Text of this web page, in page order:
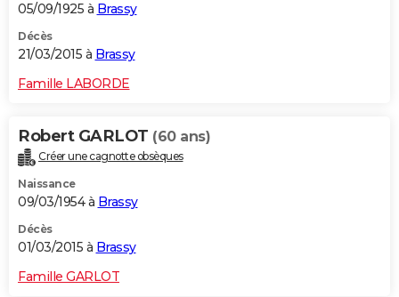
05/09/1925 à Brassy
Décès
21/03/2015 à Brassy
Famille LABORDE
Robert GARLOT (60 ans)
Créer une cagnotte obsèques
Naissance
09/03/1954 à Brassy
Décès
01/03/2015 à Brassy
Famille GARLOT